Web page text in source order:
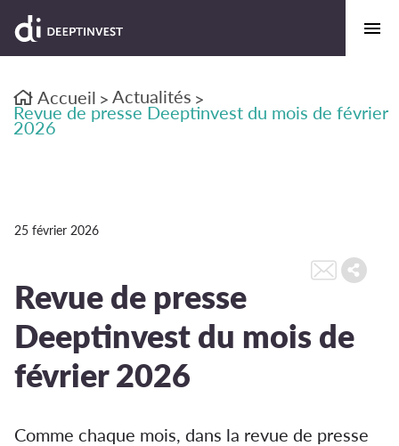
Accueil > Actualités >
Revue de presse Deeptinvest du mois de février
2026
25 février 2026
Revue de presse
Deeptinvest du mois de
février 2026
Comme chaque mois, dans la revue de presse